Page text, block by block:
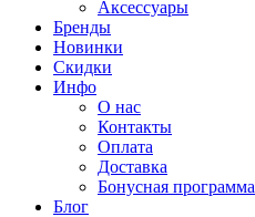
Аксессуары
Бренды
Новинки
Скидки
Инфо
О нас
Контакты
Оплата
Доставка
Бонусная программа
Блог